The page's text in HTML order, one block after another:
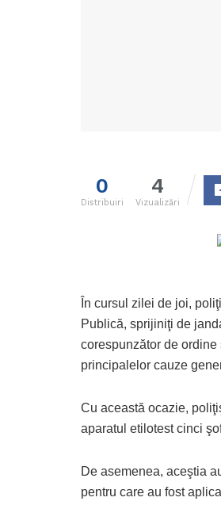
0
Distribuiri
4
Vizualizări
În cursul zilei de joi,
Publică, sprijiniţi de
corespunzător de
principalelor cauze
Cu această ocazie,
aparatul etilotest cinci
De asemenea, aceştia
pentru care au fost